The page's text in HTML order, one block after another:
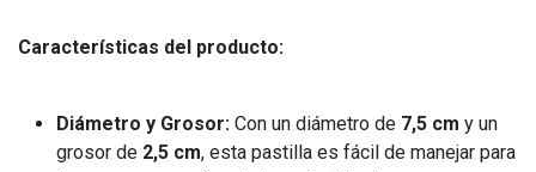
Características del producto:
Diámetro y Grosor: Con un diámetro de 7,5 cm y un
grosor de 2,5 cm, esta pastilla es fácil de manejar para